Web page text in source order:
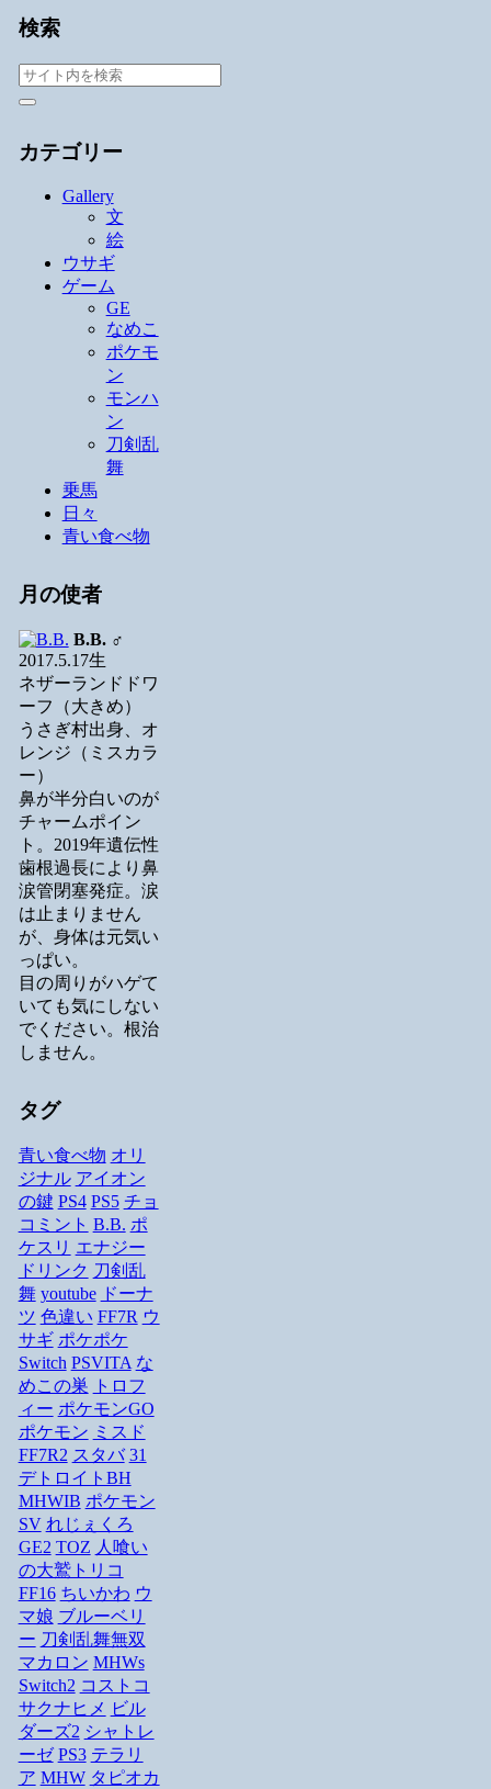
検索
カテゴリー
Gallery
文
絵
ウサギ
ゲーム
GE
なめこ
ポケモ
ン
モンハ
ン
刀剣乱
舞
乗馬
日々
青い食べ物
月の使者
B.B.♂
2017.5.17生
ネザーランドドワ
ーフ（大きめ）
うさぎ村出身、オ
レンジ（ミスカラ
ー）
鼻が半分白いのが
チャームポイン
ト。2019年遺伝性
歯根過長により鼻
涙管閉塞発症。涙
は止まりません
が、身体は元気い
っぱい。
目の周りがハゲて
いても気にしない
でください。根治
しません。
タグ
青い食べ物 オリ
ジナル アイオン
の鍵 PS4 PS5 チョ
コミント B.B. ポ
ケスリ エナジー
ドリンク 刀剣乱
舞 youtube ドーナ
ツ 色違い FF7R ウ
サギ ポケポケ
Switch PSVITA な
めこの巣
トロフ
ィー ポケモンGO
ポケモン ミスド
FF7R2 スタバ 31
デトロイトBH
MHWIB ポケモン
SV れじぇくろ
GE2 TOZ 人喰い
の大鷲トリコ
FF16 ちいかわ ウ
マ娘 ブルーベリ
ー 刀剣乱舞無双
マカロン MHWs
Switch2 コストコ
サクナヒメ ビル
ダーズ2 シャトレ
ーゼ PS3 テラリ
ア MHW タピオカ